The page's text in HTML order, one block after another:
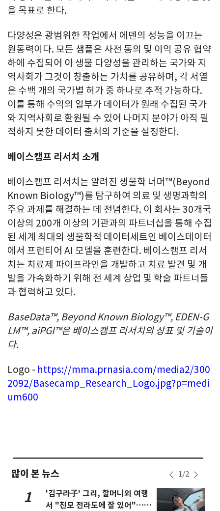
을 목표로 한다.
다양성은 광범위한 작업에서 에덴의 성능을 이끄는
원동력이다. 모든 샘플은 사전 동의 및 이익 공유 협약
하에 수집되어 이 생물 다양성을 관리하는 국가와 지
역사회가 그것이 창출하는 가치를 공유하며, 각 서열
은 수백 개의 국가별 허가 중 하나로 추적 가능하다.
이를 통해 수익의 일부가 데이터가 원래 수집된 국가
와 지역사회로 환원될 수 있어 나머지 분야가 아직 필
적하지 못한 데이터 출처의 기준을 설정한다.
베이스캠프 리서치 소개
베이스캠프 리서치는 알려진 생물학 너머™(Beyond
Known Biology™)를 탐구하여 의료 및 생명과학의
주요 과제를 해결하는 데 전념한다. 이 회사는 30개국
이상의 200개 이상의 기관과의 파트너십을 통해 수집
된 세계 최대의 생물학적 데이터세트인 베이스데이터
에서 프런티어 AI 모델을 훈련한다. 베이스캠프 리서
치는 치료제 파이프라인을 개발하고 치료 발견 및 개
발을 가속화하기 위해 전 세계 상업 및 학술 파트너들
과 협력하고 있다.
BaseData™, Beyond Known Biology™, EDEN-G
LM™, aiPGI™은 베이스캠프 리서치의 상표 및 기술이
다.
Logo - https://mma.prnasia.com/media2/300
2092/Basecamp_Research_Logo.jpg?p=medi
um600
많이 본 뉴스 1/2
1
'김구라子' 그리, 할머니외 여행
서 "친모 전라도에 잘 있어"…유